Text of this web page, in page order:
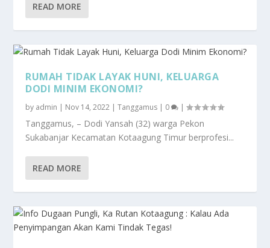
READ MORE
RUMAH TIDAK LAYAK HUNI, KELUARGA
DODI MINIM EKONOMI?
by admin | Nov 14, 2022 |Tanggamus | 0 |
Tanggamus, – Dodi Yansah (32) warga Pekon
Sukabanjar Kecamatan Kotaagung Timur berprofesi...
READ MORE